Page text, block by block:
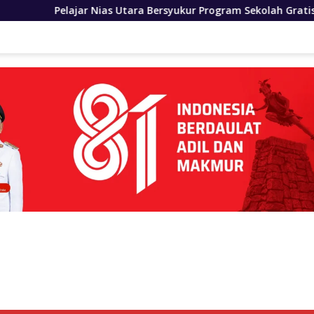
Utara Bersyukur Program Sekolah Gratis Gubernur Bobby